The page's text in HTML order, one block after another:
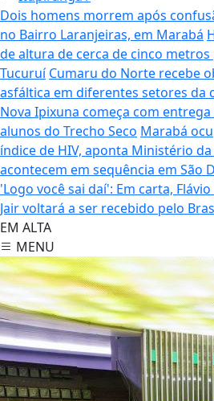
Dois homens morrem após
no Bairro Laranjeiras, em Marabá
de altura de cerca de cinco
Tucuruí Cumaru do Norte recebe
asfáltica em diferentes setores da
Nova Ipixuna começa com
alunos do Trecho Seco Marabá
índice de HIV, aponta Ministério da
acontecem em sequência em São
'Logo você sai daí': Em carta,
Jair voltará a ser recebido pelo
EM ALTA
MENU